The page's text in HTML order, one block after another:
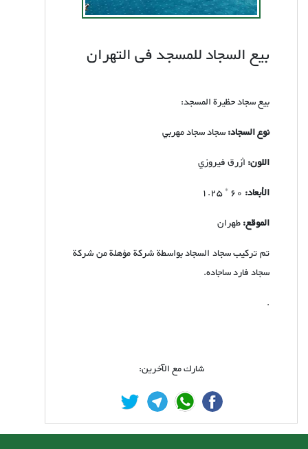
بیع السجاد للمسجد فی التهران
بيع سجاد حظيرة المسجد:
نوع السجاد:سجاد سجاد مهربي
اللون:أزرق فيروزي
الأبعاد:
الموقع:طهران
تم تركيب سجاد السجاد بواسطة شركة مؤهلة من شركة
سجاد فارد ساجاده.
.
شارك مع الآخرين: